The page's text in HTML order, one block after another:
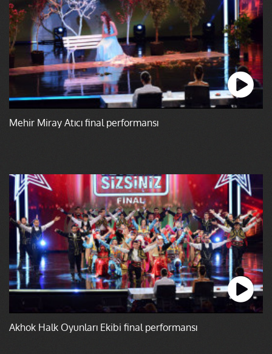
Mehir Miray Atıcı final performansı
Akhok Halk Oyunları Ekibi final performansı